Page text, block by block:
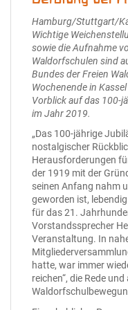
Hamburg/Stuttgart/
Wichtige
sowie die Aufnahme
Waldorfschulen sind
Bundes der Freien
Wochenende in
Vorblick auf das 100-
im Jahr 2019.
„Das 100-jährige
nostalgischer
Herausforderungen
der 1919 mit der
seinen Anfang nahm
geworden ist,
für das 21.
Vorstandssprecher
Veranstaltung. In
hatte, war immer
reichen“, die Rede